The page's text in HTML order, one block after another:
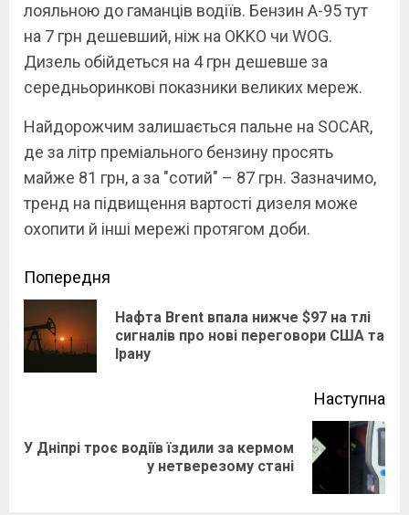
лояльною до гаманців водіїв. Бензин А-95 тут
на 7 грн дешевший, ніж на OKKO чи WOG.
Дизель обійдеться на 4 грн дешевше за
середньоринкові показники великих мереж.
Найдорожчим залишається пальне на SOCAR,
де за літр преміального бензину просять
майже 81 грн, а за "сотий" – 87 грн. Зазначимо,
тренд на підвищення вартості дизеля може
охопити й інші мережі протягом доби.
Continue
Reading
Попередня
Нафта Brent впала нижче $97 на тлі
сигналів про нові переговори США та
Ірану
Наступна
Next
У Дніпрі троє водіїв їздили за кермом
у нетверезому стані